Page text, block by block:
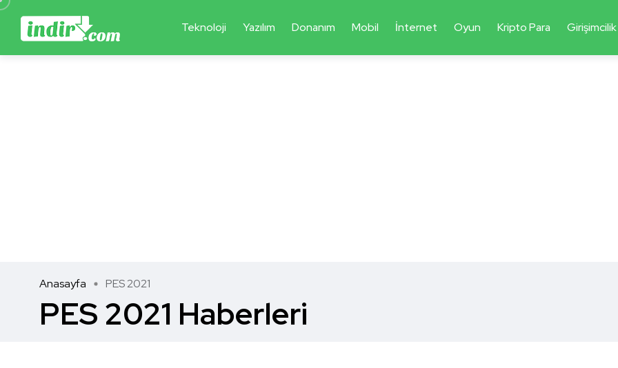
Teknoloji Yazılım Donanım Mobil İnternet Oyun Kripto Para Girişimcilik
Anasayfa PES 2021
PES 2021 Haberleri